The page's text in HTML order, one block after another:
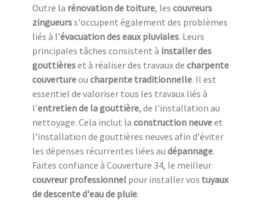
Outre la rénovation de toiture, les couvreurs
zingueurss'occupent également des problèmes
liés à l'évacuation des eaux pluviales. Leurs
principales tâches consistent à installer des
gouttièreset à réaliser des travaux de charpente
couvertureou charpente traditionnelle. Il est
essentiel de valoriser tous les travaux liés à
l'entretien de la gouttière, de l'installation au
nettoyage. Cela inclut la construction neuveet
l'installation de gouttières neuves afin d'éviter
les dépenses récurrentes liées au dépannage.
Faites confiance à Couverture 34, le meilleur
couvreur professionnel pour installer vos tuyaux
de descente d'eau de pluie.